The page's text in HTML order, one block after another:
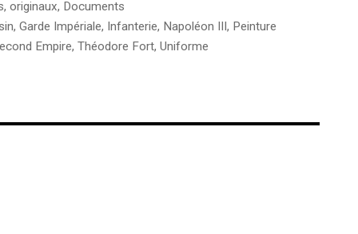
originaux, Documents
, Garde Impériale, Infanterie, Napoléon III , Peinture
Empire, Théodore Fort, Uniforme